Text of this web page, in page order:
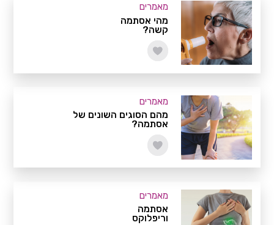
מאמרים
מהי אסתמה
קשה?
מאמרים
מהם הסוגים השונים של
אסתמה?
מאמרים
אסתמה
וריפלוקס